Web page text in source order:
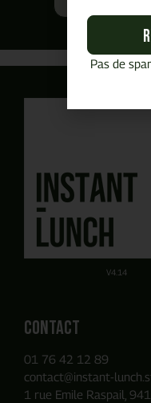
Vous
Vous souhaitez
J'obtiens
en
Obtenez un devis par
base des produits
Besoin
avec
Ou utilisezV4.14
Contact
01 76 42 12 89
contact@instant-
1 rue Emile Raspail,
Pas de